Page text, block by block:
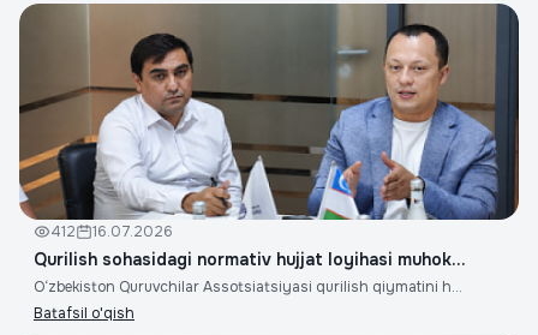
412 16.07.2026
Qurilish sohasidagi normativ hujjat loyihasi muhok...
O‘zbekiston Quruvchilar Assotsiatsiyasi qurilish qiymatini h...
Batafsil o'qish